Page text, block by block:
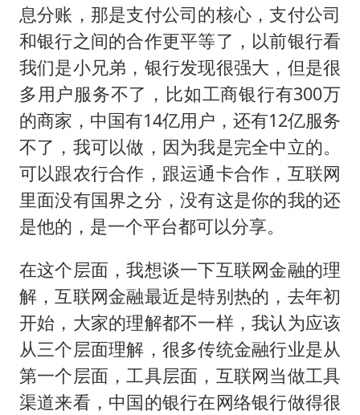
息分账，那是支付公司的核心，支付公司
和银行之间的合作更平等了，以前银行看
我们是小兄弟，银行发现很强大，但是很
多用户服务不了，比如工商银行有300万
的商家，中国有14亿用户，还有12亿服务
不了，我可以做，因为我是完全中立的。
可以跟农行合作，跟运通卡合作，互联网
里面没有国界之分，没有这是你的我的还
是他的，是一个平台都可以分享。
在这个层面，我想谈一下互联网金融的理
解，互联网金融最近是特别热的，去年初
开始，大家的理解都不一样，我认为应该
从三个层面理解，很多传统金融行业是从
第一个层面，工具层面，互联网当做工具
渠道来看，中国的银行在网络银行做得很